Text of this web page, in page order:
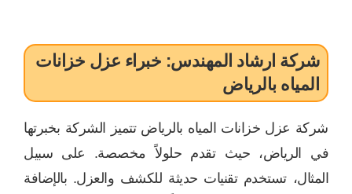
شركة ارشاد المهندس: خبراء عزل خزانات
المياه بالرياض
شركة عزل خزانات المياه بالرياض تتميز الشركة بخبرتها
في الرياض، حيث تقدم حلولاً مخصصة. على سبيل
المثال، تستخدم تقنيات حديثة للكشف والعزل. بالإضافة